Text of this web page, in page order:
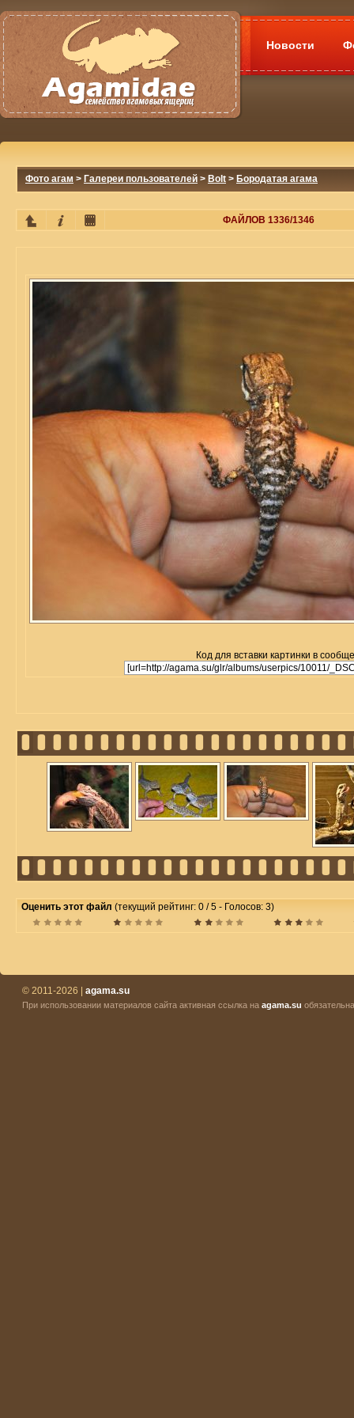
Новости
Фото агам > Галереи пользователей > Bolt > Бородатая агама
ФАЙЛОВ 1336/1346
Код для вставки картинки в
Оценить этот файл (текущий рейтинг: 0 / 5 - Голосов: 3)
© 2011-2026 | agama.su
При использовании материалов сайта активная ссылка на agama.su